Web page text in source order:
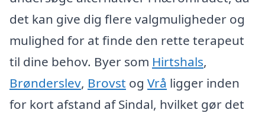
det kan give dig flere valgmuligheder og
mulighed for at finde den rette terapeut
til dine behov. Byer som Hirtshals,
Brønderslev, Brovst og Vrå ligger inden
for kort afstand af Sindal, hvilket gør det